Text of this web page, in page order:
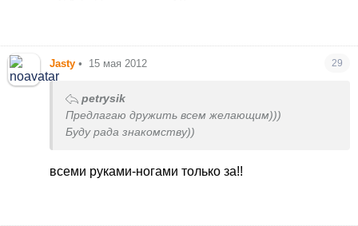
Jasty • 15 мая 2012 29
petrysik
Предлагаю дружить всем желающим)))
Буду рада знакомству))
всеми руками-ногами только за!!